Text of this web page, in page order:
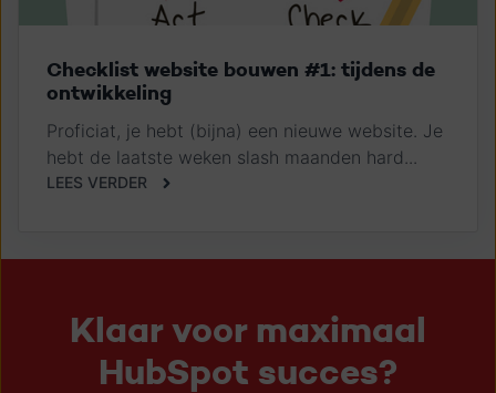
Checklist website bouwen #1: tijdens de
ontwikkeling
Proficiat, je hebt (bijna) een nieuwe website. Je
hebt de laatste weken slash maanden hard...
LEES VERDER
Klaar voor maximaal
HubSpot succes?